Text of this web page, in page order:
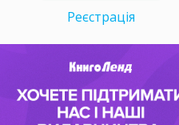
Реєстрація